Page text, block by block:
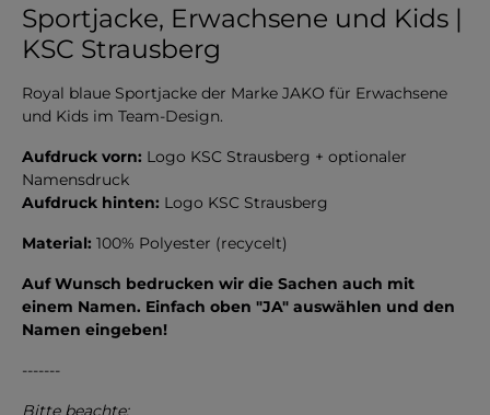
Sportjacke, Erwachsene und Kids |
KSC Strausberg
Royal blaue Sportjacke der Marke JAKO für Erwachsene
und Kids im Team-Design.
Aufdruck vorn: Logo KSC Strausberg + optionaler
Namensdruck
Aufdruck hinten: Logo KSC Strausberg
Material: 100% Polyester (recycelt)
Auf Wunsch bedrucken wir die Sachen auch mit
einem Namen. Einfach oben "JA" auswählen und den
Namen eingeben!
-------
Bitte beachte: